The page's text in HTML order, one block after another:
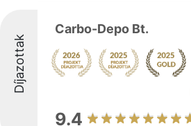
Díjazottak
Carbo-Depo Bt.
9.4